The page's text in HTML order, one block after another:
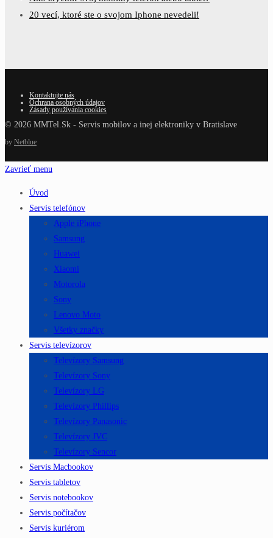
20 vecí, ktoré ste o svojom Iphone nevedeli!
Kontaktujte nás
Ochrana osobných údajov
Zásady používania cookies
© 2026 MMTel.Sk - Servis mobilov a inej elektroniky v Bratislave
by Netblue
Zavrieť menu
Úvod
Servis telefónov
Apple iPhone
Samsung
Huawei
Xiaomi
Motorola
Sony
Lenovo Moto
Všetky značky
Servis televízorov
Televízory Samsung
Televízory Sony
Televízory LG
Televízory Phillips
Televízory Panasonic
Televízory JVC
Televízory Sencor
Servis Macbookov
Servis tabletov
Servis notebookov
Servis počítačov
Servis kuriérom